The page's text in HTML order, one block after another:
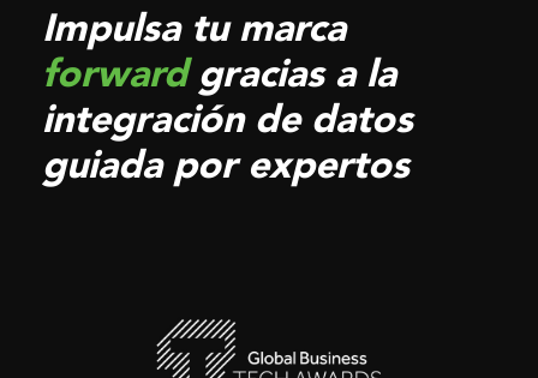
Impulsa tu marca
forwardgracias a la
integración de datos
guiada por expertos